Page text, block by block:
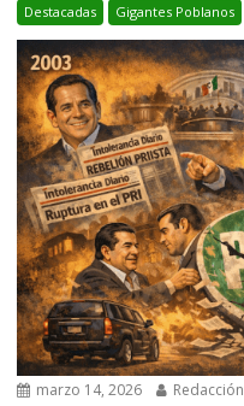
Destacadas Gigantes Poblanos
marzo 14, 2026 Redacción